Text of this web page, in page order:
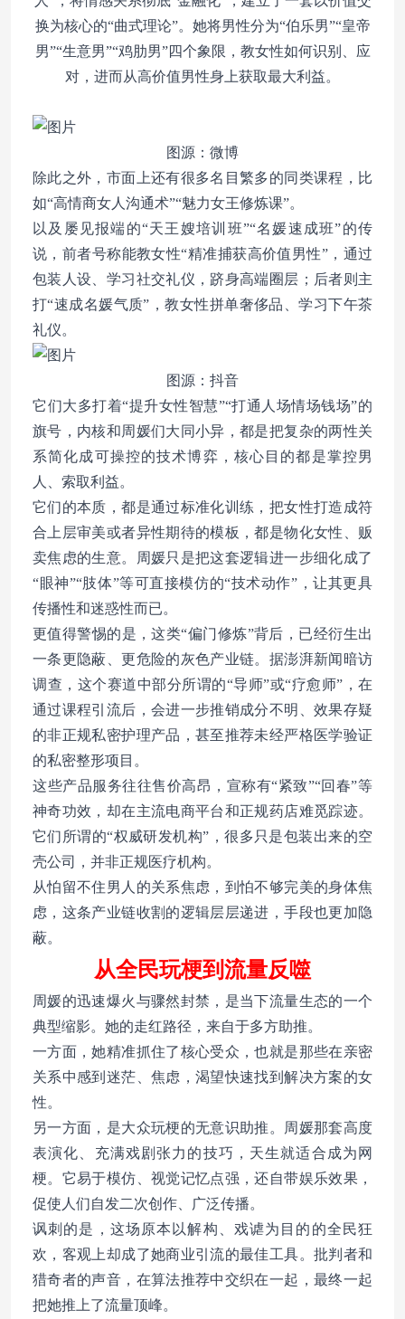
换为核心的“曲式理论”。她将男性分为“伯乐男”“皇帝
男”“生意男”“鸡肋男”四个象限，教女性如何识别、应
对，进而从高价值男性身上获取最大利益。
图源：微博
除此之外，市面上还有很多名目繁多的同类课程，比
如“高情商女人沟通术”“魅力女王修炼课”。
以及屡见报端的“天王嫂培训班”“名媛速成班”的传
说，前者号称能教女性“精准捕获高价值男性”，通过
包装人设、学习社交礼仪，跻身高端圈层；后者则主
打“速成名媛气质”，教女性拼单奢侈品、学习下午茶
礼仪。
图源：抖音
它们大多打着“提升女性智慧”“打通人场情场钱场”的
旗号，内核和周媛们大同小异，都是把复杂的两性关
系简化成可操控的技术博弈，核心目的都是掌控男
人、索取利益。
它们的本质，都是通过标准化训练，把女性打造成符
合上层审美或者异性期待的模板，都是物化女性、贩
卖焦虑的生意。周媛只是把这套逻辑进一步细化成了
“眼神”“肢体”等可直接模仿的“技术动作”，让其更具
传播性和迷惑性而已。
更值得警惕的是，这类“偏门修炼”背后，已经衍生出
一条更隐蔽、更危险的灰色产业链。据澎湃新闻暗访
调查，这个赛道中部分所谓的“导师”或“疗愈师”，在
通过课程引流后，会进一步推销成分不明、效果存疑
的非正规私密护理产品，甚至推荐未经严格医学验证
的私密整形项目。
这些产品服务往往售价高昂，宣称有“紧致”“回春”等
神奇功效，却在主流电商平台和正规药店难觅踪迹。
它们所谓的“权威研发机构”，很多只是包装出来的空
壳公司，并非正规医疗机构。
从怕留不住男人的关系焦虑，到怕不够完美的身体焦
虑，这条产业链收割的逻辑层层递进，手段也更加隐
蔽。
从全民玩梗到流量反噬
周媛的迅速爆火与骤然封禁，是当下流量生态的一个
典型缩影。她的走红路径，来自于多方助推。
一方面，她精准抓住了核心受众，也就是那些在亲密
关系中感到迷茫、焦虑，渴望快速找到解决方案的女
性。
另一方面，是大众玩梗的无意识助推。周媛那套高度
表演化、充满戏剧张力的技巧，天生就适合成为网
梗。它易于模仿、视觉记忆点强，还自带娱乐效果，
促使人们自发二次创作、广泛传播。
讽刺的是，这场原本以解构、戏谑为目的的全民狂
欢，客观上却成了她商业引流的最佳工具。批判者和
猎奇者的声音，在算法推荐中交织在一起，最终一起
把她推上了流量顶峰。